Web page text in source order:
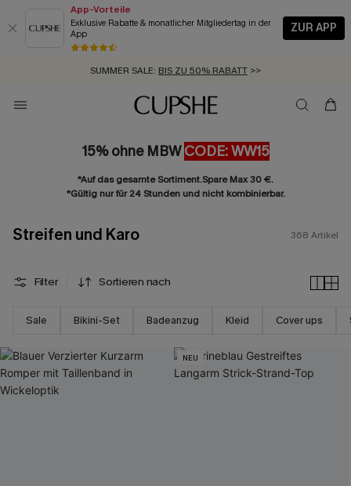
App-Vorteile
Exklusive Rabatte & monatlicher Mitgliedertag in der
App
ZUR APP
GRATIS MASSBAND MIT JEDEM SCHNELLVERSAND-ARTIKEL >>
SUMMER SALE:
ZUM NEWSLETTER:BIS ZU -20% EXTRA ERHALTEN
KOSTENLOSER VERSAND AB 89 €
15% ohne MBWCODE: WW15
*Auf das gesamte Sortiment.Spare Max 30 €.
*Gültig nur für 24 Stunden und nicht kombinierbar.
Streifen und Karo 368 Artikel
Filter Sortieren nach
Sale Bikini-Set Badeanzug Kleid Cover ups
NEU